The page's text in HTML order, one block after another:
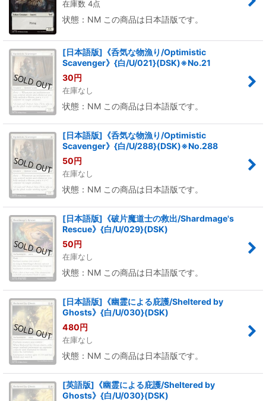
在庫数 4点
状態：NM この商品は日本語版です。
[日本語版]《呑気な物漁り/Optimistic
Scavenger》{白/U/021}(DSK)※No.21
30円
在庫なし
状態：NM この商品は日本語版です。
[日本語版]《呑気な物漁り/Optimistic
Scavenger》{白/U/288}(DSK)※No.288
50円
在庫なし
状態：NM この商品は日本語版です。
[日本語版]《破片魔道士の救出/Shardmage's
Rescue》{白/U/029}(DSK)
50円
在庫なし
状態：NM この商品は日本語版です。
[日本語版]《幽霊による庇護/Sheltered by
Ghosts》{白/U/030}(DSK)
480円
在庫なし
状態：NM この商品は日本語版です。
[英語版]《幽霊による庇護/Sheltered by
Ghosts》{白/U/030}(DSK)